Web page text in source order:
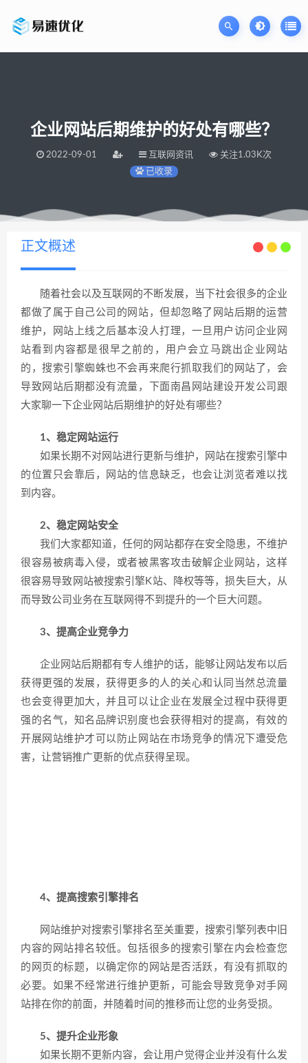
企业网站后期维护的好处有哪些？
2022-09-01 互联网资讯
关注1.03K次
已收录
当前位置： 易速网站优化公司 >企业网站后期维护的好处有哪些？
正文概述
随着社会以及互联网的不断发展，当下社会很多的企业
都做了属于自己公司的网站，但却忽略了网站后期的运营
维护，网站上线之后基本没人打理，一旦用户访问企业网
站看到内容都是很早之前的，用户会立马跳出企业网站
的，搜索引擎蜘蛛也不会再来爬行抓取我们的网站了，会
导致网站后期都没有流量，下面南昌网站建设开发公司跟
大家聊一下企业网站后期维护的好处有哪些？
1、稳定网站运行
如果长期不对网站进行更新与维护，网站在搜索引擎中
的位置只会靠后，网站的信息缺乏，也会让浏览者难以找
到内容。
2、稳定网站安全
我们大家都知道，任何的网站都存在安全隐患，不维护
很容易被病毒入侵，或者被黑客攻击破解企业网站，这样
很容易导致网站被搜索引擎K站、降权等等，损失巨大，从
而导致公司业务在互联网得不到提升的一个巨大问题。
3、提高企业竞争力
企业网站后期都有专人维护的话，能够让网站发布以后
获得更强的发展，获得更多的人的关心和认同当然总流量
也会变得更加大，并且可以让企业在发展全过程中获得更
强的名气，知名品牌识别度也会获得相对的提高，有效的
开展网站维护才可以防止网站在市场竞争的情况下遭受危
害，让营销推广更新的优点获得呈现。
4、提高搜索引擎排名
网站维护对搜索引擎排名至关重要，搜索引擎列表中旧
内容的网站排名较低。包括很多的搜索引擎在内会检查您
的网页的标题，以确定你的网站是否活跃，有没有抓取的
必要。如果不经常进行维护更新，可能会导致竞争对手网
站排在你的前面，并随着时间的推移而让您的业务受损。
5、提升企业形象
如果长期不更新内容，会让用户觉得企业并没有什么发